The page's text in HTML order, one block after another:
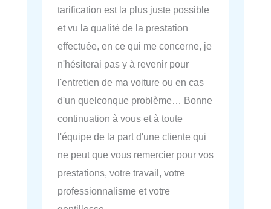
tarification est la plus juste possible
et vu la qualité de la prestation
effectuée, en ce qui me concerne, je
n'hésiterai pas y à revenir pour
l'entretien de ma voiture ou en cas
d'un quelconque problème… Bonne
continuation à vous et à toute
l'équipe de la part d'une cliente qui
ne peut que vous remercier pour vos
prestations, votre travail, votre
professionnalisme et votre